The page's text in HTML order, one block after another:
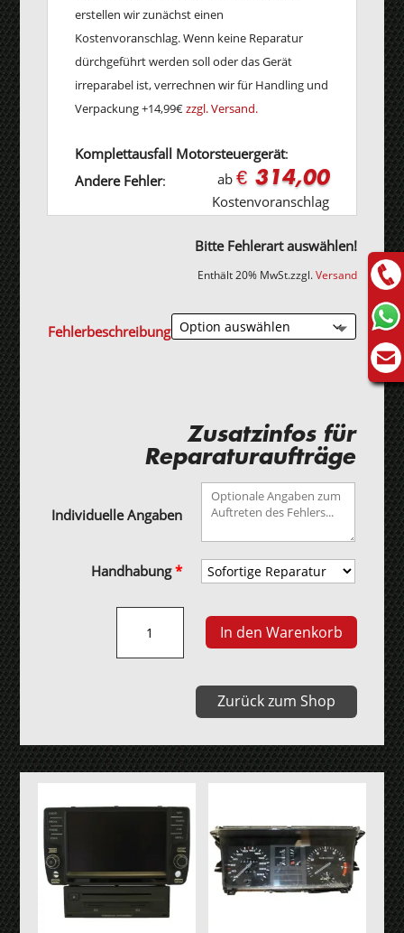
erstellen wir zunächst einen
Kostenvoranschlag. Wenn keine Reparatur
dürchgeführt werden soll oder das Gerät
irreparabel ist, verrechnen wir für Handling und
Verpackung +14,99€zzgl. Versand.
Komplettausfall Motorsteuergerät:
ab € 314,00
Andere Fehler:
Kostenvoranschlag
Bitte Fehlerart auswählen!
Enthält 20% MwSt.zzgl.Versand
Fehlerbeschreibung
Zusatzinfos für
Reparaturaufträge
Individuelle Angaben
Handhabung*
2.1
Motorsteuergerät
In den Warenkorb
Zurück zum Shop